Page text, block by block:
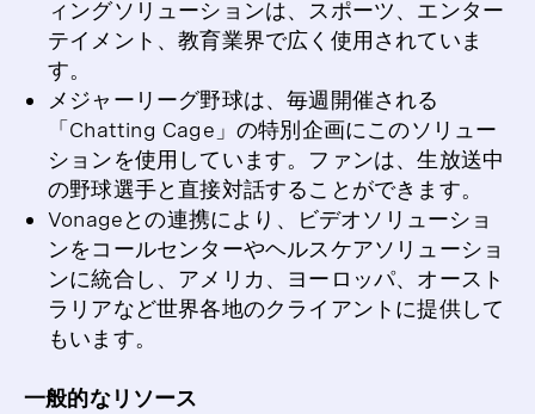
ィングソリューションは、スポーツ、エンター
テイメント、教育業界で広く使用されていま
す。
メジャーリーグ野球は、毎週開催される
「Chatting Cage」の特別企画にこのソリュー
ションを使用しています。ファンは、生放送中
の野球選手と直接対話することができます。
Vonageとの連携により、ビデオソリューショ
ンをコールセンターやヘルスケアソリューショ
ンに統合し、アメリカ、ヨーロッパ、オースト
ラリアなど世界各地のクライアントに提供して
もいます。
一般的なリソース